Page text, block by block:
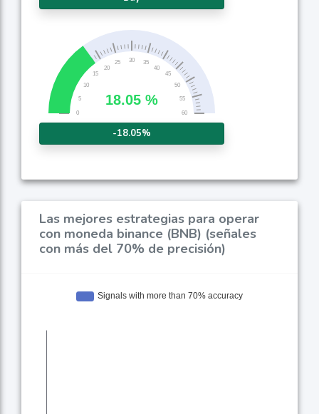
-18.05%
Las mejores estrategias para operar
con moneda binance (BNB) (señales
con más del 70% de precisión)